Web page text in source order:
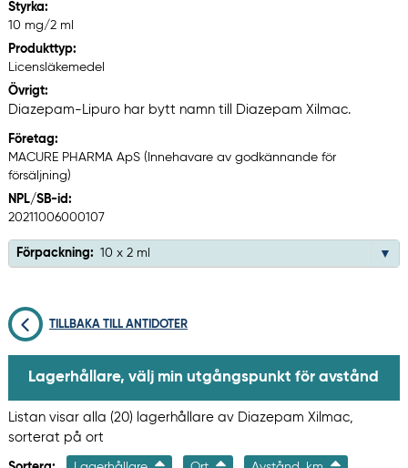
Styrka:
10 mg/2 ml
Produkttyp:
Licensläkemedel
Övrigt:
Diazepam-Lipuro har bytt namn till Diazepam Xilmac.
Företag:
MACURE PHARMA ApS (Innehavare av godkännande för
försäljning)
NPL/SB-id:
20211006000107
Förpackning: 10 x 2 ml
TILLBAKA TILL ANTIDOTER
Lagerhållare, välj min utgångspunkt för avstånd
Listan visar alla (20) lagerhållare av Diazepam Xilmac,
sorterat på ort